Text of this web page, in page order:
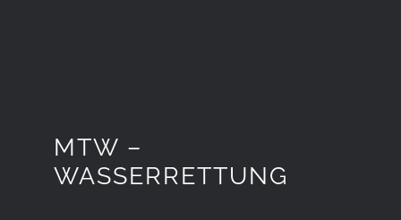
MTW –
WASSERRETTUNG